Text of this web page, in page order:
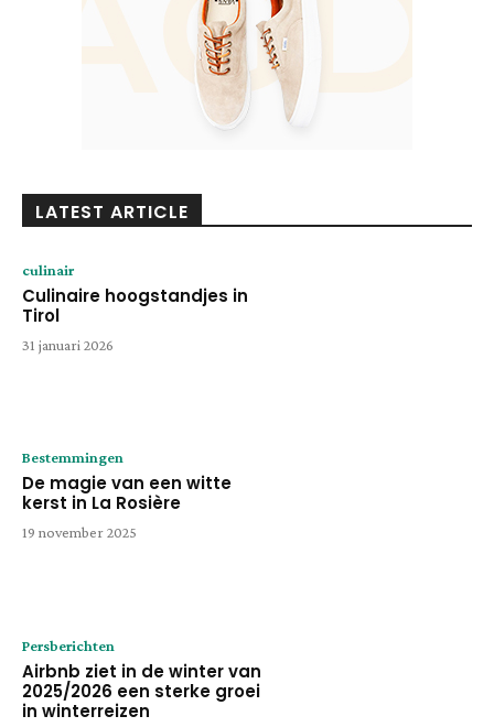
LATEST ARTICLE
culinair
Culinaire hoogstandjes in
Tirol
31 januari 2026
Bestemmingen
De magie van een witte
kerst in La Rosière
19 november 2025
Persberichten
Airbnb ziet in de winter van
2025/2026 een sterke groei
in winterreizen